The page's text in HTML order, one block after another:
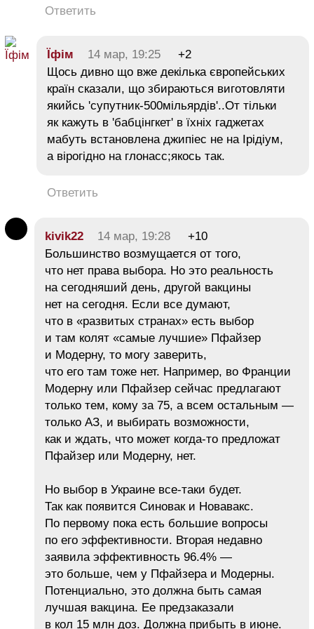
Ответить
Їфім 14 мар, 19:25
+2
Щось дивно що вже декілька європейських
країн сказали, що збираються виготовляти
якийсь 'супутник-500мільярдів'..От тільки
як кажуть в 'бабцінгкет' в їхніх гаджетах
мабуть встановлена джипіес не на Ірідіум,
а вірогідно на глонасс;якось так.
Ответить
kivik22 14 мар, 19:28
+10
Большинство возмущается от того,
что нет права выбора. Но это реальность
на сегодняший день, другой вакцины
нет на сегодня. Если все думают,
что в «развитых странах» есть выбор
и там колят «самые лучшие» Пфайзер
и Модерну, то могу заверить,
что его там тоже нет. Например, во Франции
Модерну или Пфайзер сейчас предлагают
только тем, кому за 75, а всем остальным —
только АЗ, и выбирать возможности,
как и ждать, что может когда-то предложат
Пфайзер или Модерну, нет.
Но выбор в Украине все-таки будет.
Так как появится Синовак и Новавакс.
По первому пока есть большие вопросы
по его эффективности. Вторая недавно
заявила эффективность 96.4% —
это больше, чем у Пфайзера и Модерны.
Потенциально, это должна быть самая
лучшая вакцина. Ее предзаказали
в кол 15 млн доз. Должна прибыть в июне.